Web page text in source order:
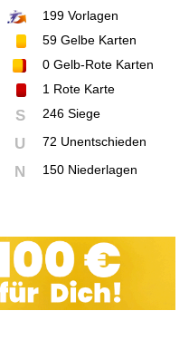
199Vorlagen
59Gelbe Karten
0Gelb-Rote Karten
1Rote Karte
S 246 Siege
U 72 Unentschieden
N 150 Niederlagen